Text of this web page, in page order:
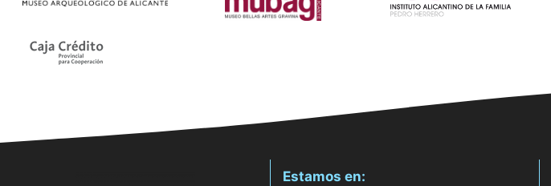
Estamos en: